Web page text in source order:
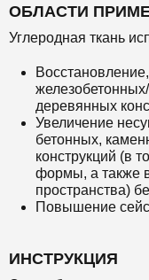
ОБЛАСТИ
Углеродная ткань
деревянных
Увеличение
бетонных,
конструкций (в
формы, а также
пространства)
Повышение
ИНСТРУКЦИЯ